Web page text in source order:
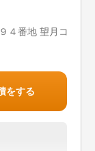
と思いま
すが、相
には、土
ください。
４番地 望月コーポ
をする